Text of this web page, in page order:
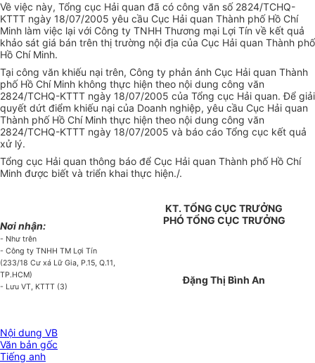
Về việc này, Tổng cục Hải quan đã có công văn số 2824/TCHQ-
KTTT ngày 18/07/2005 yêu cầu Cục Hải quan Thành phố Hồ Chí
Minh làm việc lại với Công ty TNHH Thương mại Lợi Tín về kết quả
khảo sát giá bán trên thị trường nội địa của Cục Hải quan Thành phố
Hồ Chí Minh.
Tại công văn khiếu nại trên, Công ty phản ánh Cục Hải quan Thành
phố Hồ Chí Minh không thực hiện theo nội dung công văn
2824/TCHQ-KTTT ngày 18/07/2005 của Tổng cục Hải quan. Để giải
quyết dứt điểm khiếu nại của Doanh nghiệp, yêu cầu Cục Hải quan
Thành phố Hồ Chí Minh thực hiện theo nội dung công văn
2824/TCHQ-KTTT ngày 18/07/2005 và báo cáo Tổng cục kết quả
xử lý.
Tổng cục Hải quan thông báo để Cục Hải quan Thành phố Hồ Chí
Minh được biết và triển khai thực hiện./.
Nơi nhận:
- Như trên
- Công ty TNHH TM Lợi Tín
(233/18 Cư xá Lữ Gia, P.15, Q.11,
TP.HCM)
- Lưu VT, KTTT (3)
KT. TỔNG CỤC TRƯỞNG
PHÓ TỔNG CỤC TRƯỞNG
Đặng Thị Bình An
Nội dung VB
Văn bản gốc
Tiếng anh